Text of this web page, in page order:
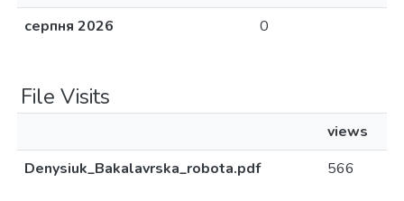
серпня 2026
0
File Visits
views
Denysiuk_Bakalavrska_robota.pdf
566